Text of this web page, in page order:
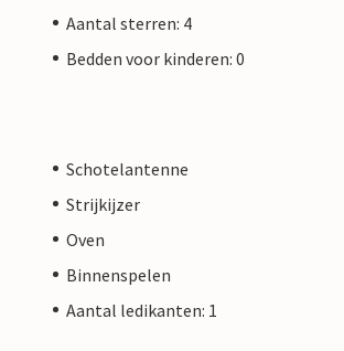
Aantal sterren: 4
Bedden voor kinderen: 0
Schotelantenne
Strijkijzer
Oven
Binnenspelen
Aantal ledikanten: 1